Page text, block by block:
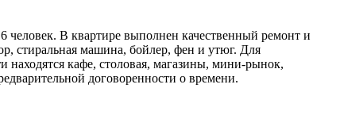
человек. В квартире выполнен качественный ремонт и
стиральная машина, бойлер, фен и утюг. Для
кафе, столовая, магазины, мини-рынок,
договоренности о времени.